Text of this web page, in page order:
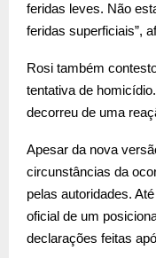
feridas leves. Não
feridas superficiais”,
Rosi também
tentativa de
decorreu de uma
Apesar da nova
circunstâncias da
pelas autoridades.
oficial de um
declarações feitas